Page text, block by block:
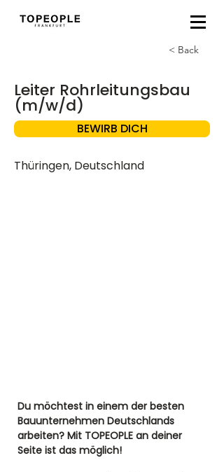
Leiter Rohrleitungsbau
(m/w/d)
BEWIRB DICH
Thüringen, Deutschland
< Back
Du möchtest in einem der besten
Bauunternehmen Deutschlands
arbeiten? Mit TOPEOPLE an deiner
Seite ist das möglich!